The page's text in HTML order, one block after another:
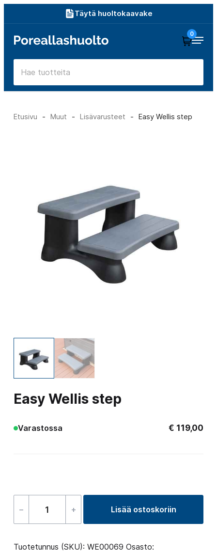
sisältöön
Täytä huoltokaavake
Poreallashuolto
0
Etusivu - Muut - Lisävarusteet - Easy Wellis step
Easy Wellis step
Varastossa € 119,00
–
Easy
step
+ Lisää ostoskoriin
Tuotetunnus (SKU): WE00069 Osasto: